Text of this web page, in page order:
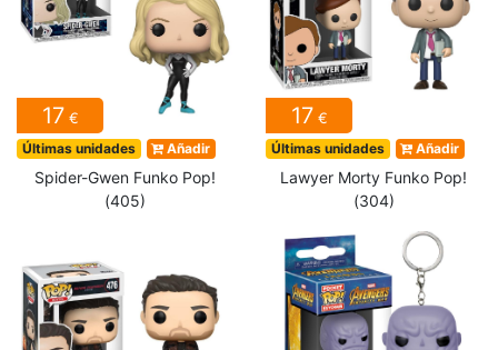
17 €
Últimas unidades Añadir
Spider-Gwen Funko Pop!
(405)
17 €
Últimas unidades Añadir
Lawyer Morty Funko Pop!
(304)